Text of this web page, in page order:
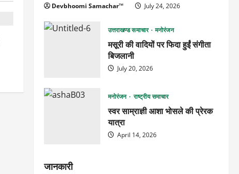
Devbhoomi Samachar™ July 24, 2026
उत्तराखण्ड समाचार मनोरंजन
मसूरी की वादियों पर फिदा हुईं संगीता
बिजलानी
July 20, 2026
मनोरंजन राष्ट्रीय समाचार
स्वर साम्राज्ञी आशा भोसले की प्रेरक
यात्रा
April 14, 2026
जानकारी